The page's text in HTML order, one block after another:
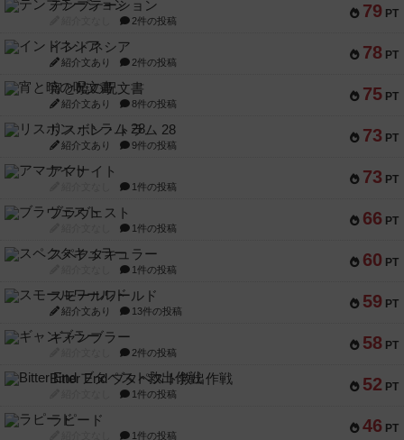
79 PT
テンプテーション
2件の投稿
78 PT
インドネシア
紹介文あり 2件の投稿
75 PT
宵と暁の呪文書
紹介文あり 8件の投稿
73 PT
リスボン・トラム 28
紹介文あり 9件の投稿
73 PT
アマナイト
1件の投稿
66 PT
ブラヴェスト
1件の投稿
60 PT
スペクタキュラー
1件の投稿
59 PT
スモールワールド
紹介文あり 13件の投稿
58 PT
ギャンブラー
2件の投稿
52 PT
Bitter End ブタペスト救出作戦
1件の投稿
46 PT
ラピード
1件の投稿